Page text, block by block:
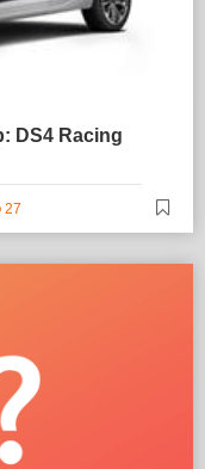
DS4 Racing
27